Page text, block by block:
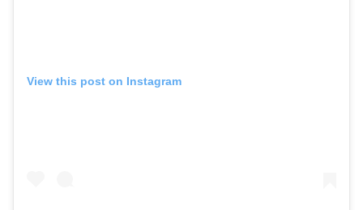
View this post on Instagram